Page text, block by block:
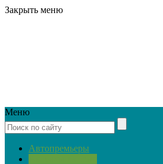
Закрыть меню
Меню
Автопремьеры